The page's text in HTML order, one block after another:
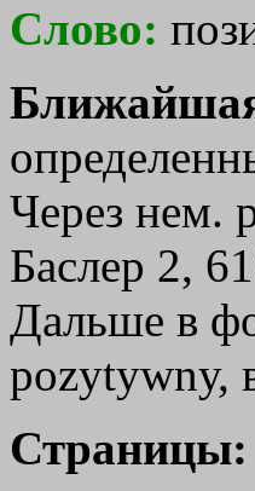
Слово:
Через нем.
Баслер 2,
Дальше в
роzуtуwnу,
Страницы: